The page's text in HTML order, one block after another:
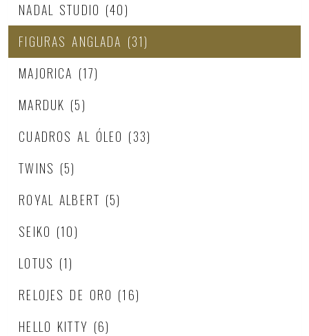
NADAL STUDIO (40)
FIGURAS ANGLADA (31)
MAJORICA (17)
MARDUK (5)
CUADROS AL ÓLEO (33)
TWINS (5)
ROYAL ALBERT (5)
SEIKO (10)
LOTUS (1)
RELOJES DE ORO (16)
HELLO KITTY (6)